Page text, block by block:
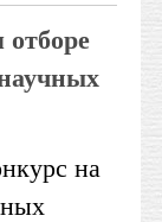
на